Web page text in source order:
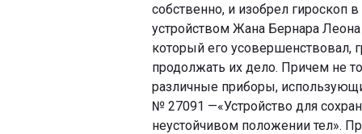
собственно, и изобрел гироскоп в
устройством Жана Бернара
который его усовершенствовал,
продолжать их дело. Причем не
различные приборы,
№ 27091 —«Устройство для
неустойчивом положении тел».